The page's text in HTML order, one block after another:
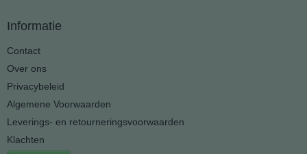
Informatie
Contact
Over ons
Privacybeleid
Algemene Voorwaarden
Leverings- en retourneringsvoorwaarden
Klachten